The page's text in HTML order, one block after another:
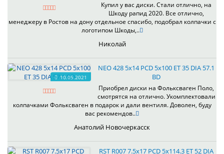
Купил у вас диски. Стали отлично, на
Шкоду рапид 2020. Все отлично,
менеджеру в Ростов на дону отдельное спасибо, подобрал колпачки с
логотипом Шкоды,..
Николай
10.05.2021
NEO 428 5x14 PCD 5x100 ET 35 DIA 57.1
BD
Приобрел диски на Фольксваген Поло,
смотрятся на отлично. Укомплектовали
колпачками Фольксваген в подарок и дали вентиля. Доволен, буду
вас рекомендов..
Анатолий Новочеркасск
RST R007 7.5x17 PCD 5x114.3 ET 52 DIA